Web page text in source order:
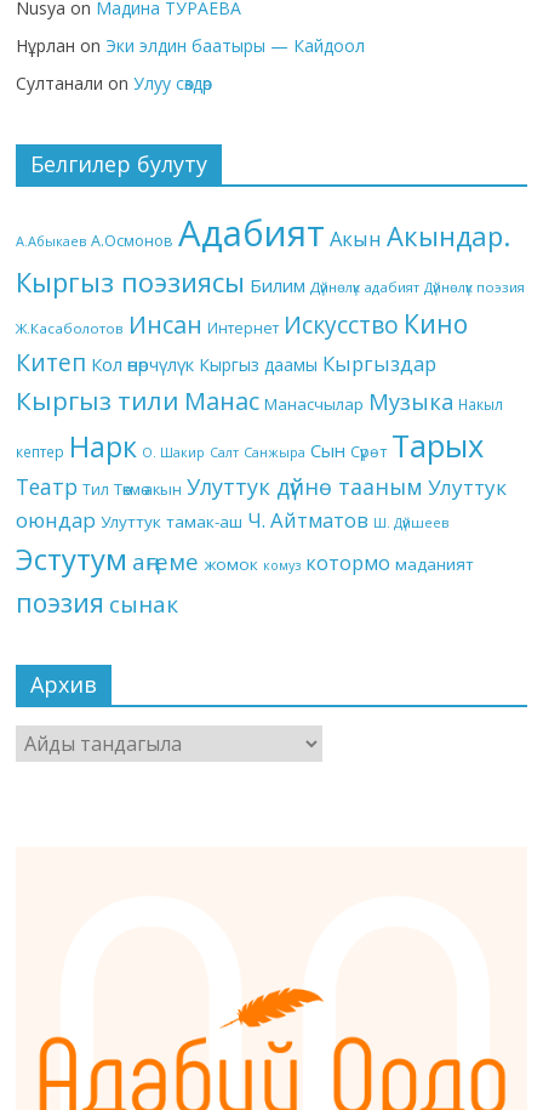
Nusya on Мадина ТУРАЕВА
Нұрлан on Эки элдин баатыры — Кайдоол
Султанали onУлуу сөздөр
Белгилер булуту
А.Абыкаев А.Осмонов Адабият Акын Акындар.
Кыргыз поэзиясы Билим Дүйнөлүк адабият Дүйнөлүк поэзия
Ж.Касаболотов Инсан Интернет Искусство Кино
Китеп Кол өнөрчүлүк Кыргыз даамы Кыргыздар
Кыргыз тили Манас Манасчылар Музыка Накыл
кептер Нарк О. Шакир Салт Санжыра Сын Сүрөт Тарых
Театр Тил Төкмө акын Улуттук дүйнө тааным Улуттук
оюндар Улуттук тамак-аш Ч. Айтматов Ш. Дүйшеев
Эстутум аңгеме жомок комуз котормо маданият
поэзия сынак
Архив
Архив